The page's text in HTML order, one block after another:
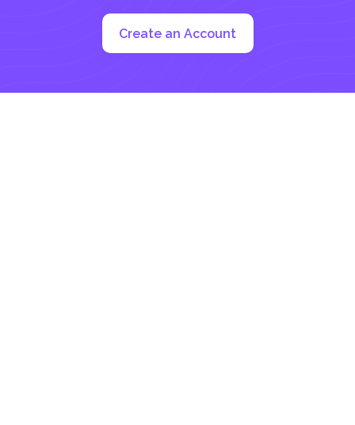
Create an Account